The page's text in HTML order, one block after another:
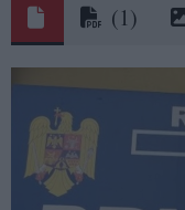
(1)